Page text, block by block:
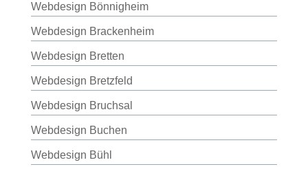
Webdesign Bönnigheim
Webdesign Brackenheim
Webdesign Bretten
Webdesign Bretzfeld
Webdesign Bruchsal
Webdesign Buchen
Webdesign Bühl